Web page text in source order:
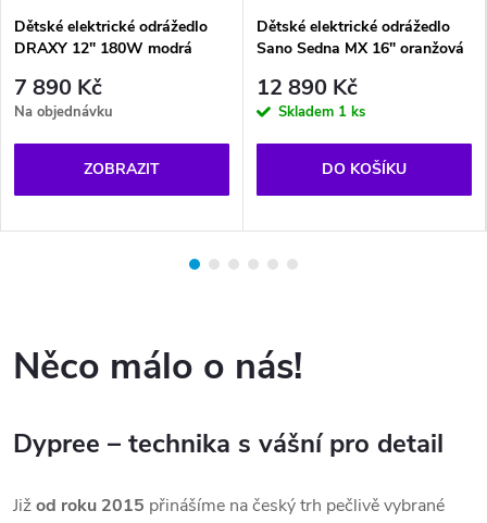
Dětské elektrické odrážedlo
DRAXY 12" 180W modrá
7 890 Kč
Na objednávku
ZOBRAZIT
Dětské elektrické odrážedlo
Sano Sedna MX 16" oranžová
12 890 Kč
Skladem 1 ks
DO KOŠÍKU
Něco málo o nás!
Dypree – technika s vášní pro detail
Jižod roku 2015 přinášíme na český trh pečlivě vybrané